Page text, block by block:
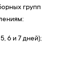
групп
6 и 7 дней);